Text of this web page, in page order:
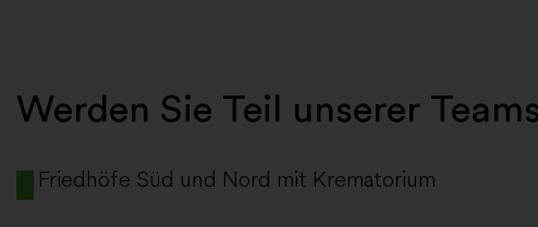
Werden Sie Teil unserer
Friedhöfe Süd und Nord mit Krematorium